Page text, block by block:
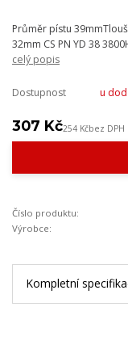
Průměr pístu
32mm CS PN YD 38
celý popis
Dostupnost u
307 Kč254 Kčbez DPH
Číslo produktu:
Výrobce:
Kompletní